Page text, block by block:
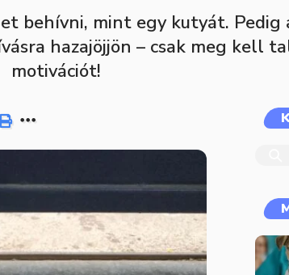
behívni, mint egy kutyát.
hazajöjjön – csak meg kell
motivációt!